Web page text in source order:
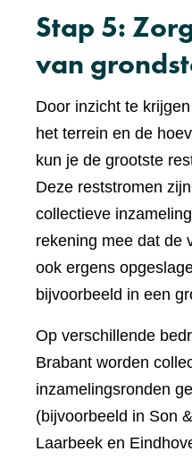
Stap 5:
van
Door inzicht te
het terrein en de
kun je de grootste
Deze reststromen
collectieve
rekening mee dat de
ook ergens
bijvoorbeeld in een
Op verschillende
Brabant worden
inzamelingsronden
(bijvoorbeeld in Son
Laarbeek en